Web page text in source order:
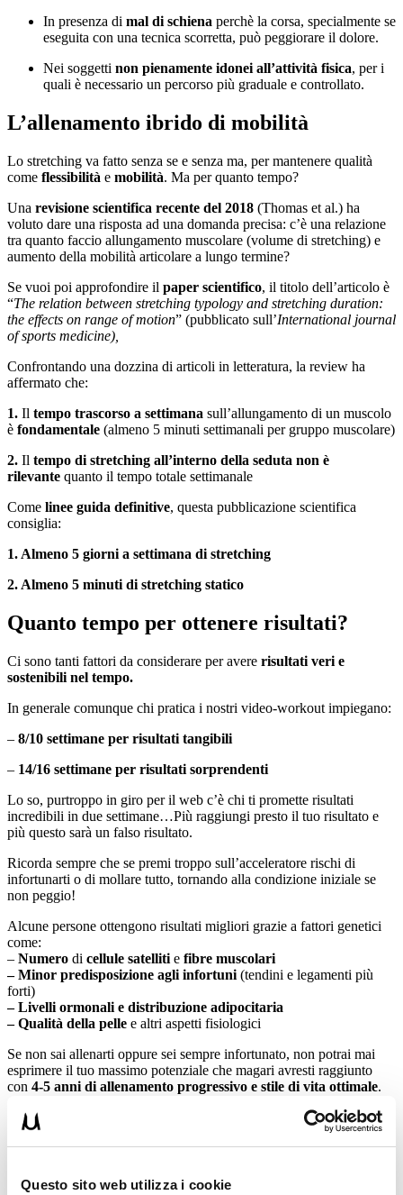
Questo sito web utilizza i cookie
In presenza di mal di schiena perchè la corsa, specialmente se
eseguita con una tecnica scorretta, può peggiorare il dolore.
Nei soggetti non pienamente idonei all’attività fisica, per i
quali è necessario un percorso più graduale e controllato.
L’allenamento ibrido di mobilità
Lo stretching va fatto senza se e senza ma, per mantenere qualità
come flessibilità e mobilità. Ma per quanto tempo?
Una revisione scientifica recente del 2018 (Thomas et al.) ha
voluto dare una risposta ad una domanda precisa: c’è una relazione
tra quanto faccio allungamento muscolare (volume di stretching) e
aumento della mobilità articolare a lungo termine?
Se vuoi poi approfondire il paper scientifico, il titolo dell’articolo è
“The relation between stretching typology and stretching duration:
the effects on range of motion” (pubblicato sull’International journal
of sports medicine),
Confrontando una dozzina di articoli in letteratura, la review ha
affermato che:
1. Il tempo trascorso a settimana sull’allungamento di un muscolo
è fondamentale (almeno 5 minuti settimanali per gruppo muscolare)
2. Il tempo di stretching all’interno della seduta non è
rilevante quanto il tempo totale settimanale
Come linee guida definitive, questa pubblicazione scientifica
consiglia:
1. Almeno 5 giorni a settimana di stretching
2. Almeno 5 minuti di stretching statico
Quanto tempo per ottenere risultati?
Ci sono tanti fattori da considerare per avere risultati veri e
sostenibili nel tempo.
In generale comunque chi pratica i nostri video-workout impiegano:
– 8/10 settimane per risultati tangibili
– 14/16 settimane per risultati sorprendenti
Lo so, purtroppo in giro per il web c’è chi ti promette risultati
incredibili in due settimane…Più raggiungi presto il tuo risultato e
più questo sarà un falso risultato.
Ricorda sempre che se premi troppo sull’acceleratore rischi di
infortunarti o di mollare tutto, tornando alla condizione iniziale se
non peggio!
Alcune persone ottengono risultati migliori grazie a fattori genetici
come:
– Numero di cellule satelliti e fibre muscolari
– Minor predisposizione agli infortuni (tendini e legamenti più
forti)
– Livelli ormonali e distribuzione adipocitaria
– Qualità della pelle e altri aspetti fisiologici
Se non sai allenarti oppure sei sempre infortunato, non potrai mai
esprimere il tuo massimo potenziale che magari avresti raggiunto
con 4-5 anni di allenamento progressivo e stile di vita ottimale.
Se non sei baciato dalla genetica, per ottenere grandi risultati devi:
Seguire una programmazione progressiva a lungo
caso ottiene qualche risultato iniziale…)